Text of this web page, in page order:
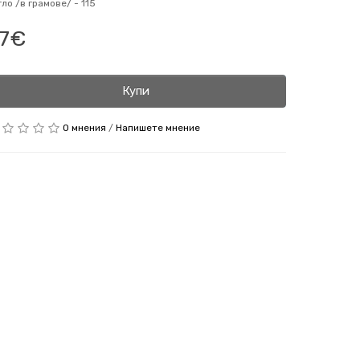
/в грамове/ - 115
Купи
0 мнения / Напишете мнение